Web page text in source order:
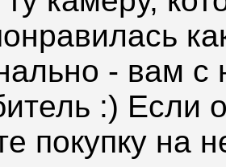
- вам с
:) Если
покупку на